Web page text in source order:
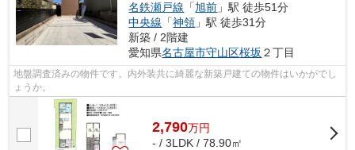
名鉄瀬戸線 「旭前 」駅 徒歩51分
中央線 「神領 」駅 徒歩31分
新築 / 2階建
愛知県名古屋市守山区桜坂 ２丁目
地盤調査済みの物件です。内外装共に綺麗な新築戸建ての物件はいかがでし
ょうか。
2,790万円
- / 3LDK / 78.90㎡